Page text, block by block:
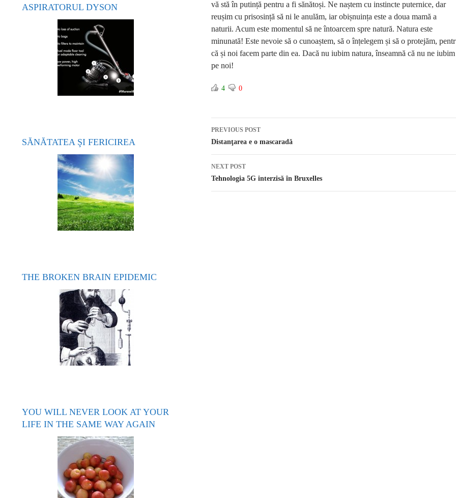
vă stă în putință pentru a fi sănătoși. Ne naștem cu instincte puternice, dar
reușim cu prisosință să ni le anulăm, iar obișnuința este a doua mamă a
naturii. Acum este momentul să ne întoarcem spre natură. Natura este
minunată! Este nevoie să o cunoaștem, să o înțelegem și să o protejăm,
că și noi facem parte din ea. Dacă nu iubim natura, înseamnă că nu ne iubim
pe noi!
4 0
Post navigation
PREVIOUS POST
Distanţarea e o mascaradă
NEXT POST
Tehnologia 5G interzisă în Bruxelles
ASPIRATORUL DYSON
SĂNĂTATEA ŞI FERICIREA
THE BROKEN BRAIN EPIDEMIC
YOU WILL NEVER LOOK AT YOUR
LIFE IN THE SAME WAY AGAIN